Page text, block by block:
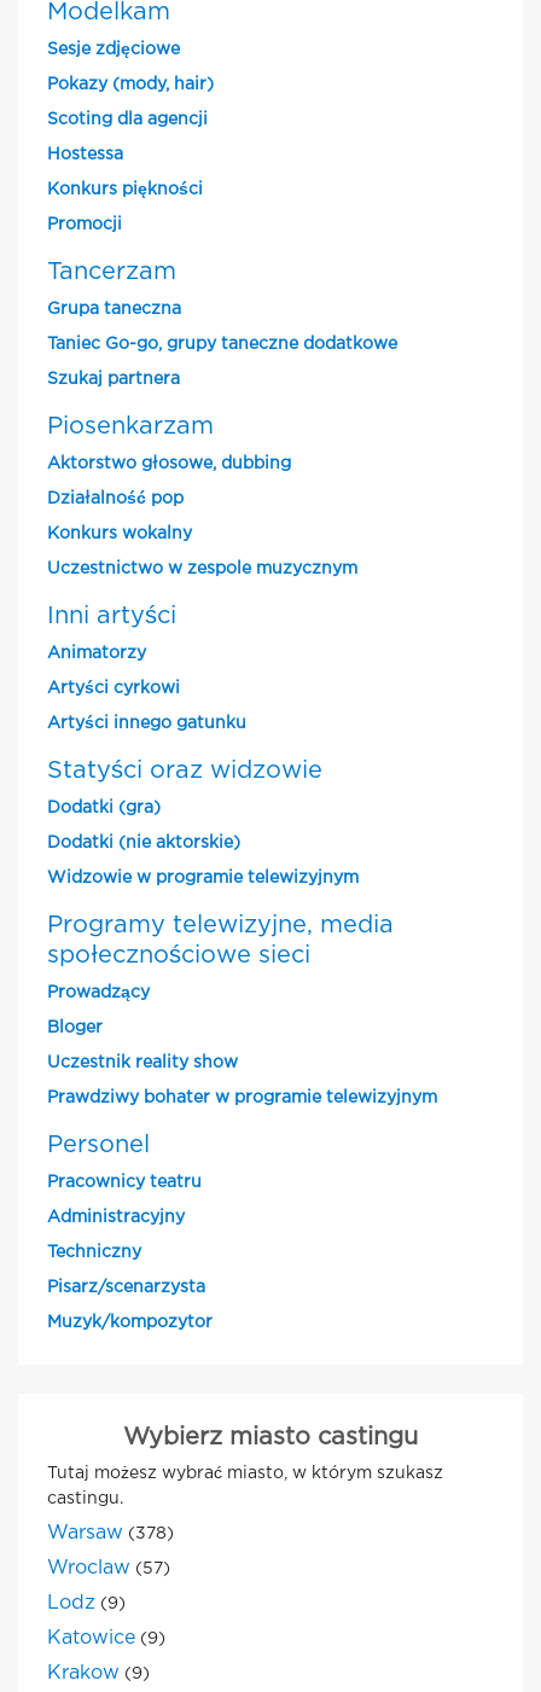
Modelkam
Sesje zdjęciowe
Pokazy (mody, hair)
Scoting dla agencji
Hostessa
Konkurs piękności
Promocji
Tancerzam
Grupa taneczna
Taniec Go-go, grupy taneczne dodatkowe
Szukaj partnera
Piosenkarzam
Aktorstwo głosowe, dubbing
Działalność pop
Konkurs wokalny
Uczestnictwo w zespole muzycznym
Inni artyści
Animatorzy
Artyści cyrkowi
Artyści innego gatunku
Statyści oraz widzowie
Dodatki (gra)
Dodatki (nie aktorskie)
Widzowie w programie telewizyjnym
Programy telewizyjne, media
społecznościowe sieci
Prowadzący
Bloger
Uczestnik reality show
Prawdziwy bohater w programie telewizyjnym
Personel
Pracownicy teatru
Administracyjny
Techniczny
Pisarz/scenarzysta
Muzyk/kompozytor
Wybierz miasto castingu
Tutaj możesz wybrać miasto, w którym szukasz
castingu.
Warsaw (378)
Wroclaw (57)
Lodz (9)
Katowice (9)
Krakow (9)